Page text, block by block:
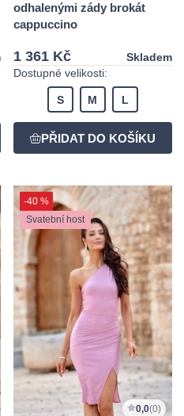
odhalenými zády brokát
cappuccino
1 361 Kč
Skladem
Dostupné velikosti:
S M L
-40 %
Svatební host
0,0(0)